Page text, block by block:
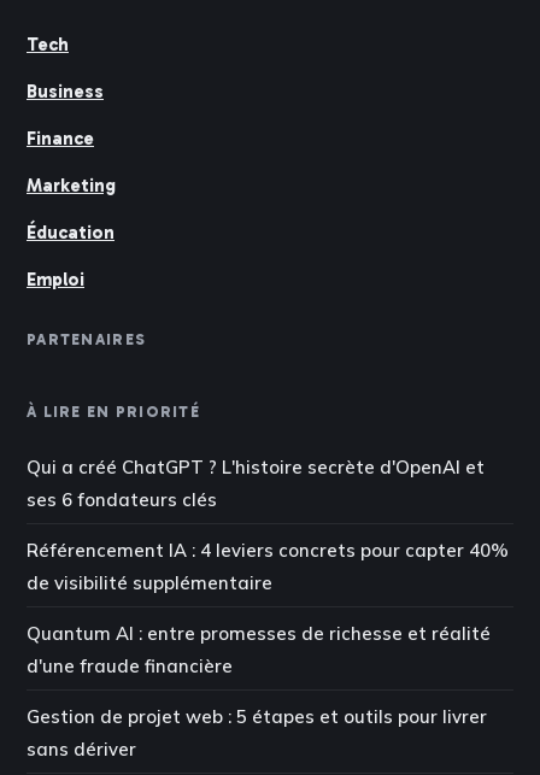
Tech
Business
Finance
Marketing
Éducation
Emploi
PARTENAIRES
À LIRE EN PRIORITÉ
Qui a créé ChatGPT ? L'histoire secrète d'OpenAI et
ses 6 fondateurs clés
Référencement IA : 4 leviers concrets pour capter 40%
de visibilité supplémentaire
Quantum AI : entre promesses de richesse et réalité
d'une fraude financière
Gestion de projet web : 5 étapes et outils pour livrer
sans dériver